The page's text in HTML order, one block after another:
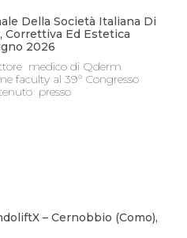
Della Società Italiana Di
Correttiva Ed Estetica
2026
medico di Qderm
faculty al 39° Congresso
presso
– Cernobbio (Como),